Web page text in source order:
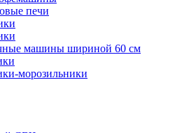
печи
машины шириной 60 см
морозильники